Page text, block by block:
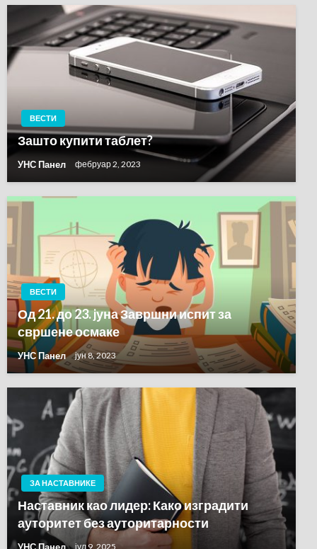
ВЕСТИ
Зашто купити таблет?
УНС Панел фебруар 2, 2023
ВЕСТИ
Од 21. до 23. jуна Завршни испит за
свршене осмаке
УНС Панел јун 8, 2023
ЗА НАСТАВНИКЕ
Наставник као лидер: Како изградити
ауторитет без ауторитарности